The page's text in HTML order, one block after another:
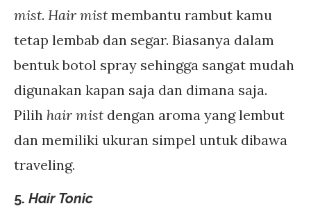
mist. Hair mist membantu rambut kamu
tetap lembab dan segar. Biasanya dalam
bentuk botol spray sehingga sangat mudah
digunakan kapan saja dan dimana saja.
Pilih hair mist dengan aroma yang lembut
dan memiliki ukuran simpel untuk dibawa
traveling.
5. Hair Tonic